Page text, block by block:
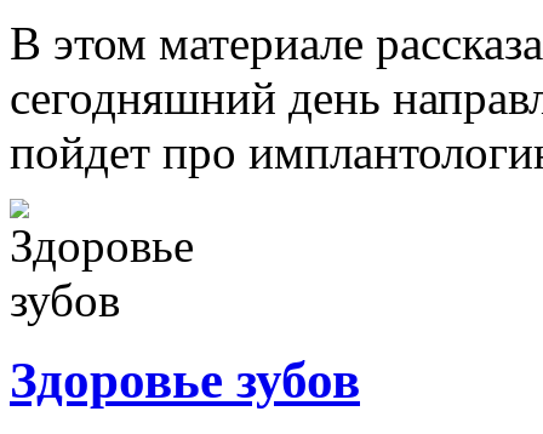
В этом материале
сегодняшний день
пойдет про
Здоровье зубов